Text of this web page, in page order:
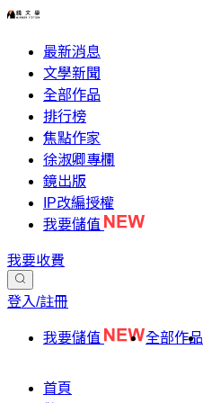
最新消息
文學新聞
全部作品
排行榜
焦點作家
徐淑卿專欄
鏡出版
IP改編授權
我要儲值
我要收費
登入/註冊
我要儲值 全部作品
首頁